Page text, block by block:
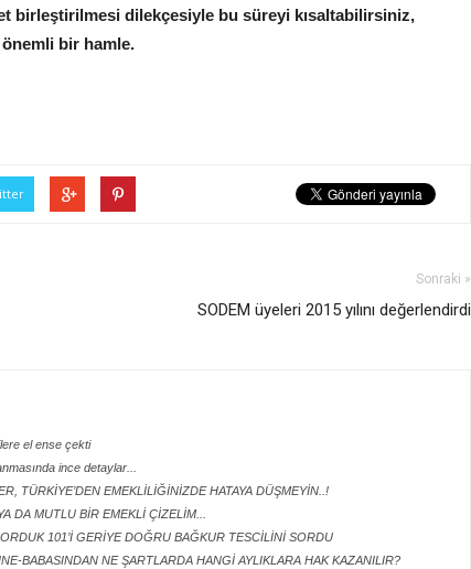
birleştirilmesi dilekçesiyle bu süreyi kısaltabilirsiniz,
önemli bir hamle.
Sonraki »
SODEM üyeleri 2015 yılını değerlendirdi
el ense çekti
ince detaylar...
TÜRKİYE’DEN EMEKLİLİĞİNİZDE HATAYA DÜŞMEYİN..!
DA MUTLU BİR EMEKLİ ÇİZELİM...
101’İ GERİYE DOĞRU BAĞKUR TESCİLİNİ SORDU
BABASINDAN NE ŞARTLARDA HANGİ AYLIKLARA HAK KAZANILIR?